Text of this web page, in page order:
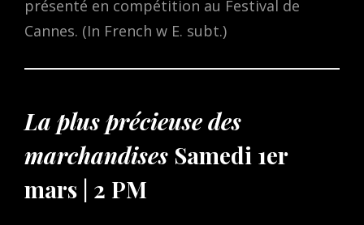
présenté en compétition au Festival de
Cannes. (In French w E. subt.)
La plus précieuse des
marchandises Samedi 1er
mars | 2 PM